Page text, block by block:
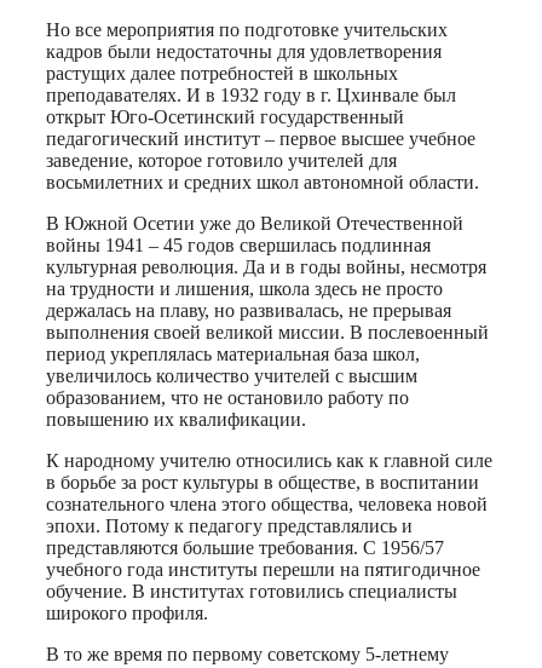
Но все мероприятия по подготовке учительских
кадров были недостаточны для удовлетворения
растущих далее потребностей в школьных
преподавателях. И в 1932 году в г. Цхинвале был
открыт Юго-Осетинский государственный
педагогический институт – первое высшее учебное
заведение, которое готовило учителей для
восьмилетних и средних школ автономной области.
В Южной Осетии уже до Великой Отечественной
войны 1941 – 45 годов свершилась подлинная
культурная революция. Да и в годы войны, несмотря
на трудности и лишения, школа здесь не просто
держалась на плаву, но развивалась, не прерывая
выполнения своей великой миссии. В послевоенный
период укреплялась материальная база школ,
увеличилось количество учителей с высшим
образованием, что не остановило работу по
повышению их квалификации.
К народному учителю относились как к главной силе
в борьбе за рост культуры в обществе, в воспитании
сознательного члена этого общества, человека новой
эпохи. Потому к педагогу представлялись и
представляются большие требования. С 1956/57
учебного года институты перешли на пятигодичное
обучение. В институтах готовились специалисты
широкого профиля.
В то же время по первому советскому 5-летнему